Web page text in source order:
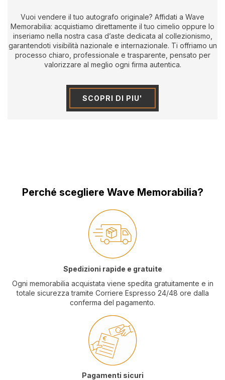
Vuoi vendere il tuo autografo originale? Affidati a Wave
Memorabilia: acquistiamo direttamente il tuo cimelio oppure lo
inseriamo nella nostra casa d’aste dedicata al collezionismo,
garantendoti visibilità nazionale e internazionale. Ti offriamo un
processo chiaro, professionale e trasparente, pensato per
valorizzare al meglio ogni firma autentica.
SCOPRI DI PIU'
Perché scegliere Wave Memorabilia?
Spedizioni rapide e gratuite
Ogni memorabilia acquistata viene spedita gratuitamente e in
totale sicurezza tramite Corriere Espresso 24/48 ore dalla
conferma del pagamento.
Pagamenti sicuri